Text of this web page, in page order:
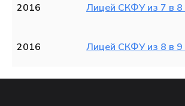
2016 Лицей СКФУ из 7 в 8
2016 Лицей СКФУ из 8 в 9